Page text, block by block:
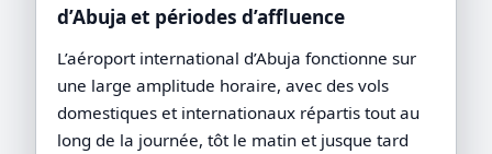
d’Abuja et périodes d’affluence
L’aéroport international d’Abuja fonctionne sur
une large amplitude horaire, avec des vols
domestiques et internationaux répartis tout au
long de la journée, tôt le matin et jusque tard